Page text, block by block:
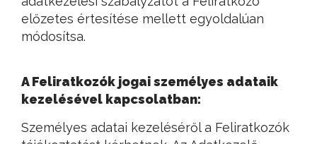
előzetes értesítése mellett egyoldalúan
módosítsa.
A Feliratkozók jogai személyes adataik
kezelésével kapcsolatban:
Személyes adatai kezeléséről a Feliratkozók